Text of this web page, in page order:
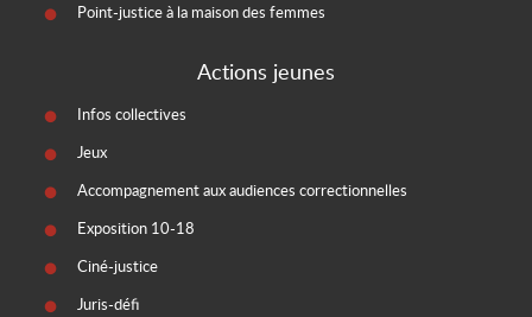
Point-justice à la maison des femmes
Actions jeunes
Infos collectives
Jeux
Accompagnement aux audiences correctionnelles
Exposition 10-18
Ciné-justice
Juris-défi